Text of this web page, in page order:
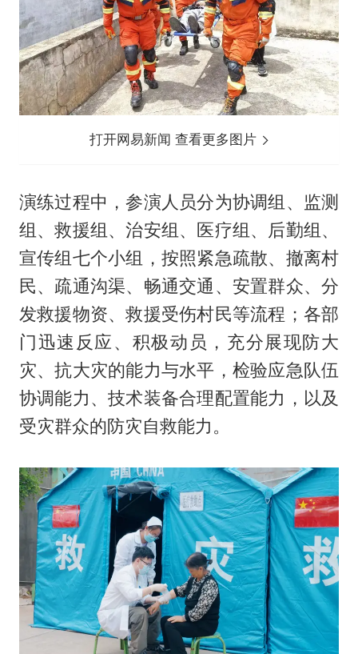
打开网易新闻 查看更多图片
演练过程中，参演人员分为协调组、监测
组、救援组、治安组、医疗组、后勤组、
宣传组七个小组，按照紧急疏散、撤离村
民、疏通沟渠、畅通交通、安置群众、分
发救援物资、救援受伤村民等流程；各部
门迅速反应、积极动员，充分展现防大
灾、抗大灾的能力与水平，检验应急队伍
协调能力、技术装备合理配置能力，以及
受灾群众的防灾自救能力。